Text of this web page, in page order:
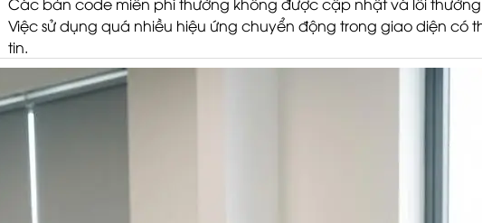
Việc sử dụng quá nhiều hiệu ứng chuyển động trong giao diện có
tin.